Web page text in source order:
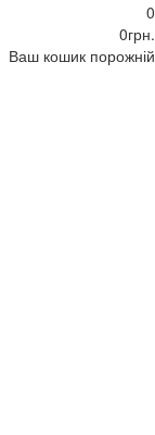
0
0грн.
Ваш кошик порожній